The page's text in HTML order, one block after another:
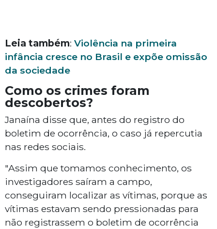
Leia também: Violência na primeira
infância cresce no Brasil e expõe omissão
da sociedade
Como os crimes foram
descobertos?
Janaína disse que, antes do registro do
boletim de ocorrência, o caso já repercutia
nas redes sociais.
"Assim que tomamos conhecimento, os
investigadores saíram a campo,
conseguiram localizar as vítimas, porque as
vítimas estavam sendo pressionadas para
não registrassem o boletim de ocorrência